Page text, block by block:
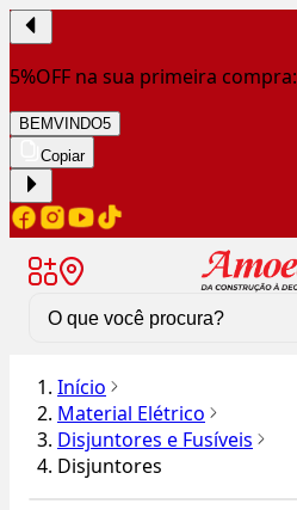
5%OFF na sua primeira compra:
BEMVINDO5
Copiar
Início
Material Elétrico
Disjuntores e Fusíveis
Disjuntores